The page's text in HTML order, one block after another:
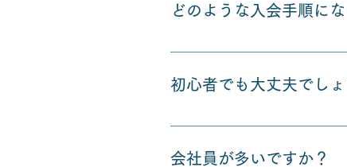
どのような入会手順に
誰でも自由に参加できるよう
く、質問したいことなどあり
初心者でも大丈夫でしょ
みなさん同じように初心者か
会社員が多いですか？